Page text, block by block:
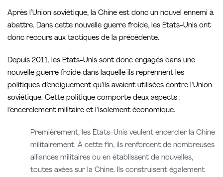
Après l’Union soviétique, la Chine est donc un nouvel ennemi à
abattre. Dans cette nouvelle guerre froide, les États-Unis ont
donc recours aux tactiques de la précédente.
Depuis 2011, les États-Unis sont donc engagés dans une
nouvelle guerre froide dans laquelle ils reprennent les
politiques d’endiguement qu’ils avaient utilisées contre l’Union
soviétique. Cette politique comporte deux aspects :
l’encerclement militaire et l’isolement économique.
Premièrement, les États-Unis veulent encercler la Chine
militairement. À cette fin, ils renforcent de nombreuses
alliances militaires ou en établissent de nouvelles,
toutes axées sur la Chine. Ils construisent également